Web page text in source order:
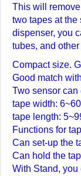
This will
two tapes at the
dispenser, you
tubes, and
Compact size.
Good match
Two sensor can
tape width:
tape length:
Functions for
Can set-up the
Can hold the
With Stand, you